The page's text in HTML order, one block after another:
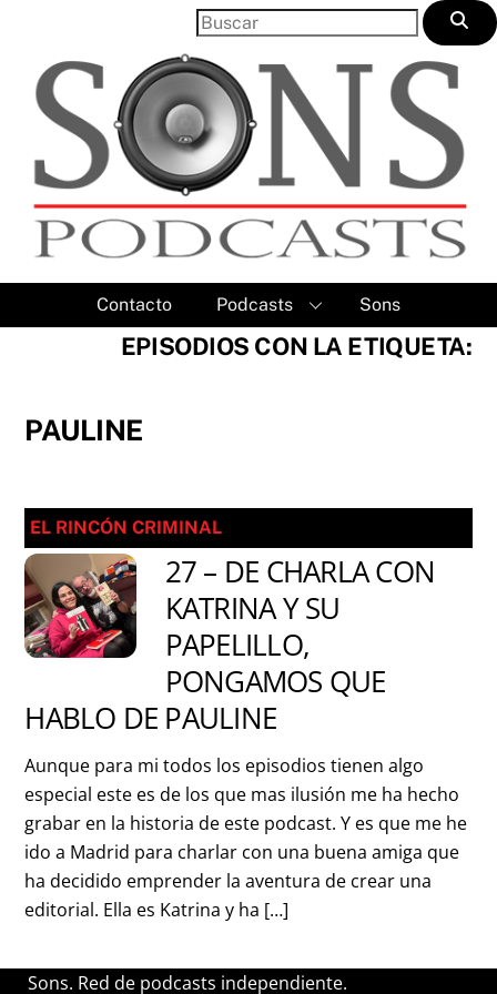
content
Contacto Podcasts Sons
EPISODIOS CON LA ETIQUETA:
PAULINE
EL RINCÓN CRIMINAL
27 – DE CHARLA CON
KATRINA Y SU
PAPELILLO,
PONGAMOS QUE
HABLO DE PAULINE
Aunque para mi todos los episodios tienen algo
especial este es de los que mas ilusión me ha hecho
grabar en la historia de este podcast. Y es que me he
ido a Madrid para charlar con una buena amiga que
ha decidido emprender la aventura de crear una
editorial. Ella es Katrina y ha […]
Sons. Red de podcasts independiente.